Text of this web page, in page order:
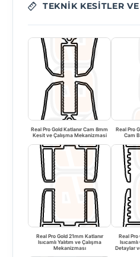
TEKNIK KESITLER
Real Pro Gold Katlanır Cam 8mm
Kesit ve Çalışma Mekanizmasi
Real Pro
Cam
Real Pro Gold 21mm Katlanır
Isıcamlı Yalıtım ve Çalışma
Mekanizması
Real Pro
Detaylar